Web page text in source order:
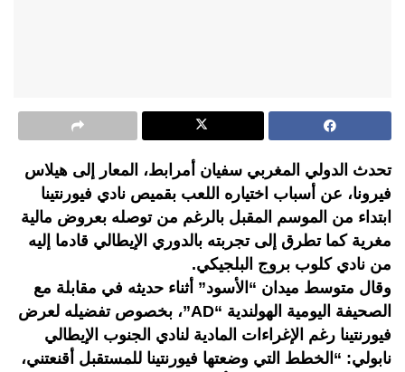
تحدث الدولي المغربي سفيان أمرابط، المعار إلى هيلاس
فيرونا، عن أسباب اختياره اللعب بقميص نادي فيورنتينا
ابتداء من الموسم المقبل بالرغم من توصله بعروض مالية
مغرية كما تطرق إلى تجربته بالدوري الإيطالي قادما إليه
من نادي كلوب بروج البلجيكي.
وقال متوسط ميدان “الأسود” أثناء حديثه في مقابلة مع
الصحيفة اليومية الهولندية “AD”، بخصوص تفضيله لعرض
فيورنتينا رغم الإغراءات المادية لنادي الجنوب الإيطالي
نابولي: “الخطط التي وضعتها فيورنتينا للمستقبل أقنعتني،